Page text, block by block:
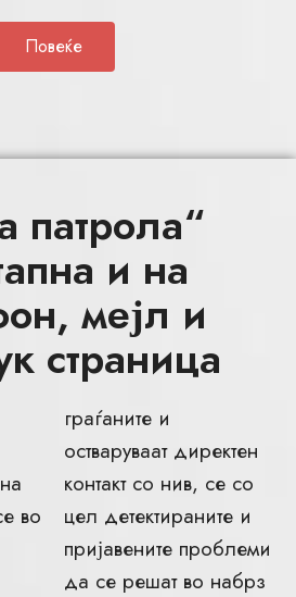
Повеќе
патрола“
и на
мејл и
страница
во
и